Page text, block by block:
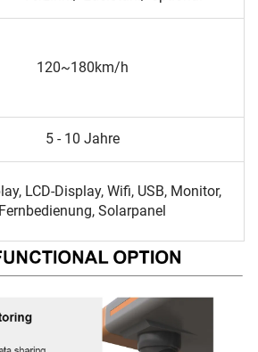
120~180km/h
5 - 10 Jahre
LCD-Display, Wifi, USB, Monitor,
Fernbedienung, Solarpanel